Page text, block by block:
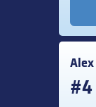
Alex
#4